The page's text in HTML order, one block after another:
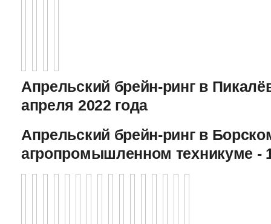
Апрельский брейн-ринг в
апреля 2022 года
Апрельский брейн-ринг в
агропромышленном техникуме -